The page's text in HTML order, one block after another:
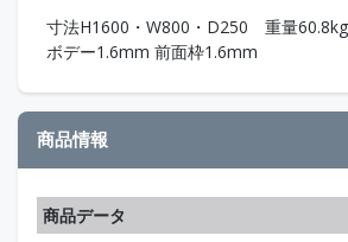
寸法H1600・W800・D250 重量
ボデー1.6mm 前面枠1.6mm
商品情報
商品データ